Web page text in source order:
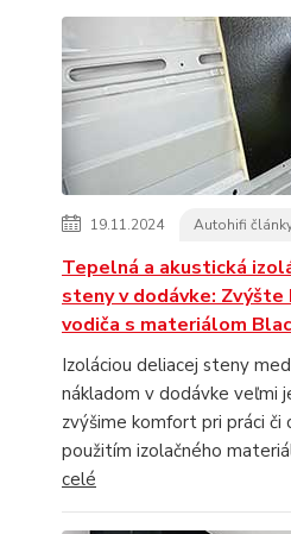
19.11.2024 Autohifi
Tepelná a akustická
steny v dodávke:
vodiča s materiálom
Izoláciou deliacej steny
nákladom v dodávke veľmi
zvýšime komfort pri práci či
použitím izolačného
celé